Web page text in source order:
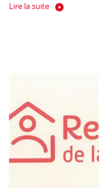
Lire la suite